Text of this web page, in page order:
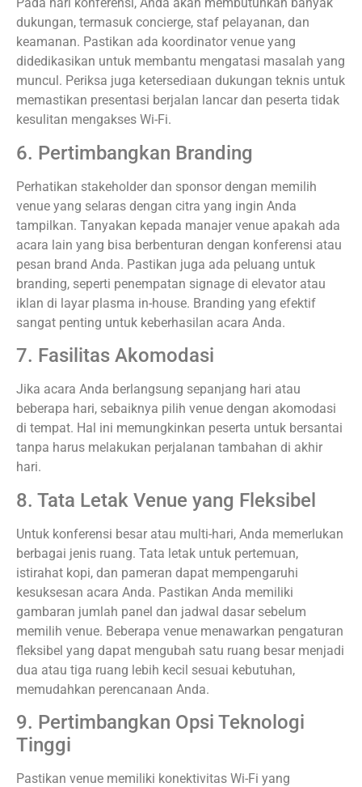
Pada hari konferensi, Anda akan membutuhkan banyak
dukungan, termasuk concierge, staf pelayanan, dan
keamanan. Pastikan ada koordinator venue yang
didedikasikan untuk membantu mengatasi masalah yang
muncul. Periksa juga ketersediaan dukungan teknis untuk
memastikan presentasi berjalan lancar dan peserta tidak
kesulitan mengakses Wi-Fi.
6. Pertimbangkan Branding
Perhatikan stakeholder dan sponsor dengan memilih
venue yang selaras dengan citra yang ingin Anda
tampilkan. Tanyakan kepada manajer venue apakah ada
acara lain yang bisa berbenturan dengan konferensi atau
pesan brand Anda. Pastikan juga ada peluang untuk
branding, seperti penempatan signage di elevator atau
iklan di layar plasma in-house. Branding yang efektif
sangat penting untuk keberhasilan acara Anda.
7. Fasilitas Akomodasi
Jika acara Anda berlangsung sepanjang hari atau
beberapa hari, sebaiknya pilih venue dengan akomodasi
di tempat. Hal ini memungkinkan peserta untuk bersantai
tanpa harus melakukan perjalanan tambahan di akhir
hari.
8. Tata Letak Venue yang Fleksibel
Untuk konferensi besar atau multi-hari, Anda memerlukan
berbagai jenis ruang. Tata letak untuk pertemuan,
istirahat kopi, dan pameran dapat mempengaruhi
kesuksesan acara Anda. Pastikan Anda memiliki
gambaran jumlah panel dan jadwal dasar sebelum
memilih venue. Beberapa venue menawarkan pengaturan
fleksibel yang dapat mengubah satu ruang besar menjadi
dua atau tiga ruang lebih kecil sesuai kebutuhan,
memudahkan perencanaan Anda.
9. Pertimbangkan Opsi Teknologi
Tinggi
Pastikan venue memiliki konektivitas Wi-Fi yang